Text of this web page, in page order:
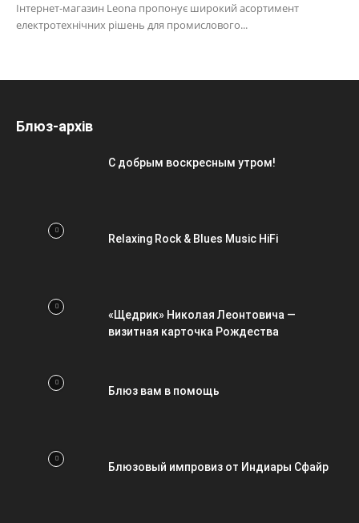
Інтернет-магазин Leona пропонує широкий асортимент
електротехнічних рішень для промислового...
Блюз-архів
С добрым воскресным утром!
Relaxing Rock & Blues Music HiFi
«Щедрик» Николая Леонтовича —
визитная карточка Рождества
Блюз вам в помощь
Блюзовый импровиз от Индиары Сфайр